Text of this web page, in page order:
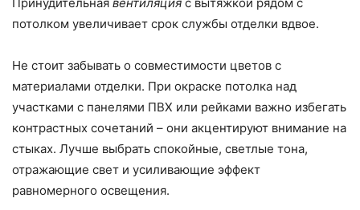
потолком увеличивает срок службы отделки вдвое.
Не стоит забывать о совместимости цветов с
материалами отделки. При окраске потолка над
участками с панелями ПВХ или рейками важно избегать
контрастных сочетаний – они акцентируют внимание на
стыках. Лучше выбрать спокойные, светлые тона,
отражающие свет и усиливающие эффект
равномерного освещения.